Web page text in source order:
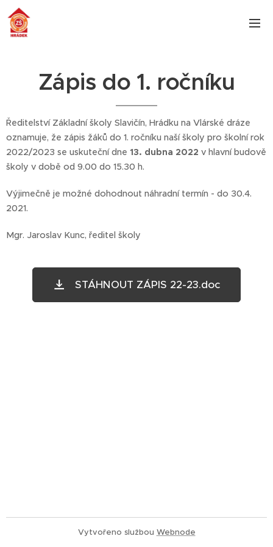
Zápis do 1. ročníku
Ředitelství Základní školy Slavičín, Hrádku na Vlárské dráze
oznamuje, že zápis žáků do 1. ročníku naší školy pro školní rok
2022/2023 se uskuteční dne 13. dubna 2022 v hlavní budově
školy v době od 9.00 do 15.30 h.
Výjimečně je možné dohodnout náhradní termín - do 30.4.
2021.
Mgr. Jaroslav Kunc, ředitel školy
STÁHNOUT ZÁPIS 22-23.doc
Vytvořeno službou Webnode